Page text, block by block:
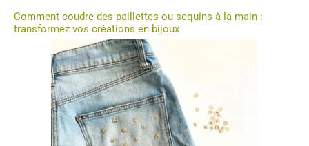
Comment coudre des paillettes ou sequins à la main :
transformez vos créations en bijoux